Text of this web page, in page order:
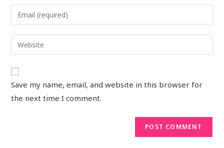
Save my name, email, and website in this browser for
the next time I comment.